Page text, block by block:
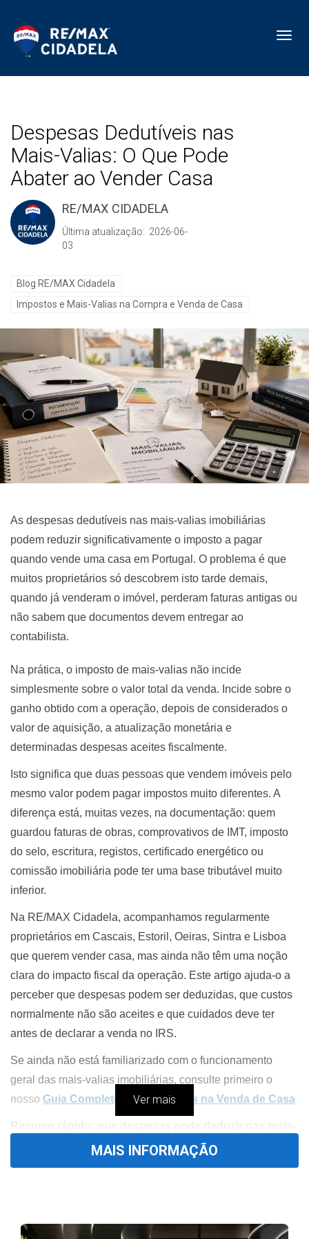
Despesas Dedutíveis nas
Mais-Valias: O Que Pode
Abater ao Vender Casa
RE/MAX CIDADELA
Última atualização: 2026-06-
03
Blog RE/MAX Cidadela
Impostos e Mais-Valias na Compra e Venda de Casa
As despesas dedutíveis nas mais-valias imobiliárias
podem reduzir significativamente o imposto a pagar
quando vende uma casa em Portugal. O problema é que
muitos proprietários só descobrem isto tarde demais,
quando já venderam o imóvel, perderam faturas antigas ou
não sabem que documentos devem entregar ao
contabilista.
Na prática, o imposto de mais-valias não incide
simplesmente sobre o valor total da venda. Incide sobre o
ganho obtido com a operação, depois de considerados o
valor de aquisição, a atualização monetária e
determinadas despesas aceites fiscalmente.
Isto significa que duas pessoas que vendem imóveis pelo
mesmo valor podem pagar impostos muito diferentes. A
diferença está, muitas vezes, na documentação: quem
guardou faturas de obras, comprovativos de IMT, imposto
do selo, escritura, registos, certificado energético ou
comissão imobiliária pode ter uma base tributável muito
inferior.
Na RE/MAX Cidadela, acompanhamos regularmente
proprietários em Cascais, Estoril, Oeiras, Sintra e Lisboa
que querem vender casa, mas ainda não têm uma noção
clara do impacto fiscal da operação. Este artigo ajuda-o a
perceber que despesas podem ser deduzidas, que custos
normalmente não são aceites e que cuidados deve ter
antes de declarar a venda no IRS.
Se ainda não está familiarizado com o funcionamento
geral das mais-valias imobiliárias, consulte primeiro o
nosso Guia Completo de Mais-Valias na Venda de Casa
As despesas dedutíveis nas mais-valias imobiliárias
a compra, venda e valorização do imóvel, desde
Ver mais
MAIS INFORMAÇÃO